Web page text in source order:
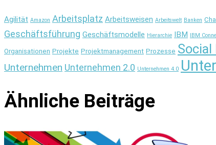
Agilität Amazon Arbeitsplatz Arbeitsweisen Arbeitswelt Banken
Geschäftsführung Geschäftsmodelle Hierarchie IBM IBM
Organisationen Projekte Projektmanagement Prozesse Social
Unternehmen Unternehmen 2.0 Unternehmen 4.0
Ähnliche Beiträge